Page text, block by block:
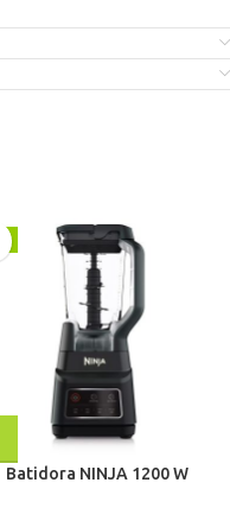
Batidora NINJA 1200 W